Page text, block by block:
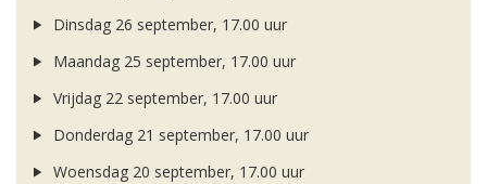
Dinsdag 26 september, 17.00 uur
Maandag 25 september, 17.00 uur
Vrijdag 22 september, 17.00 uur
Donderdag 21 september, 17.00 uur
Woensdag 20 september, 17.00 uur